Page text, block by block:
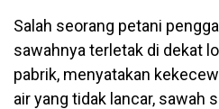
Salah seorang petani
sawahnya terletak di dekat
pabrik, menyatakan
air yang tidak lancar, sawah